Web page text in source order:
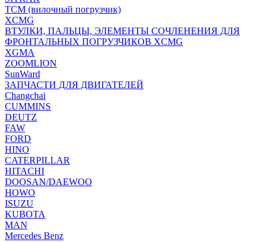
TCM (вилочный погрузчик)
XCMG
ВТУЛКИ, ПАЛЬЦЫ, ЭЛЕМЕНТЫ СОЧЛЕНЕНИЯ ДЛЯ
ФРОНТАЛЬНЫХ ПОГРУЗЧИКОВ XCMG
XGMA
ZOOMLION
SunWard
ЗАПЧАСТИ ДЛЯ ДВИГАТЕЛЕЙ
Changchai
CUMMINS
DEUTZ
FAW
FORD
HINO
CATERPILLAR
HITACHI
DOOSAN/DAEWOO
HOWO
ISUZU
KUBOTA
MAN
Mercedes Benz